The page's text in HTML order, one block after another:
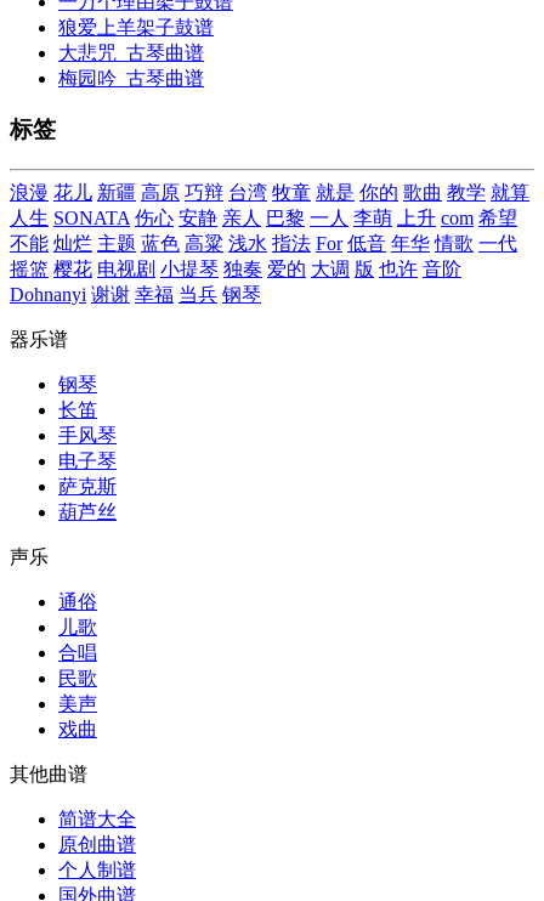
狼爱上羊架子鼓谱
大悲咒_古琴曲谱
梅园吟_古琴曲谱
标签
浪漫 花儿 新疆 高原 巧辩 台湾 牧童 就是 你的 歌曲 教学 就算
人生 SONATA 伤心 安静 亲人 巴黎 一人 李萌 上升 com 希望
不能 灿烂 主题 蓝色 高粱 浅水 指法 For 低音 年华 情歌 一代
摇篮 樱花 电视剧 小提琴 独奏 爱的 大调 版 也许 音阶
Dohnanyi 谢谢 幸福 当兵 钢琴
器乐谱
钢琴
长笛
手风琴
电子琴
萨克斯
葫芦丝
声乐
通俗
儿歌
合唱
民歌
美声
戏曲
其他曲谱
简谱大全
原创曲谱
个人制谱
国外曲谱